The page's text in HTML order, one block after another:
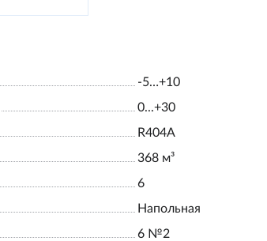
-5…+10
0...+30
R404А
368 м³
6
Напольная
6 №2